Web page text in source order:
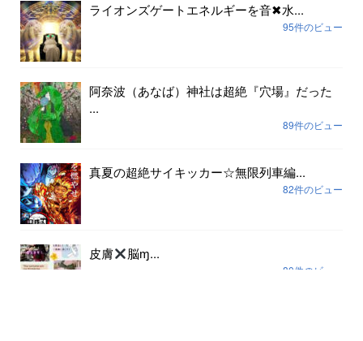
ライオンズゲートエネルギーを音✖︎水...
95件のビュー
阿奈波（あなば）神社は超絶『穴場』だった
...
89件のビュー
真夏の超絶サイキッカー☆無限列車編...
82件のビュー
皮膚 脳ɱ...
80件のビュー